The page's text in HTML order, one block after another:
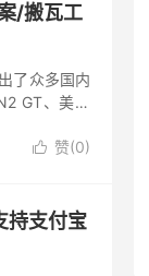
/搬瓦工
了众多国内
GT、美国
 赞(0)
持支付宝